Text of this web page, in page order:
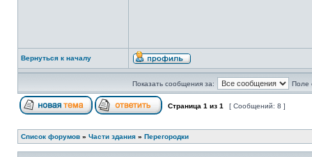
Вернуться к началу
Показать сообщения за: Поле
Страница 1 из 1 [ Сообщений: 8 ]
Список форумов » Части здания » Перегородки